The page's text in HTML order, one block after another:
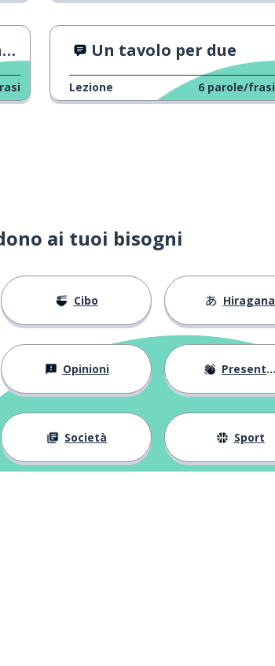
Un tavolo per due
Lezione 6 parole/frasi
ai tuoi bisogni
Cibo Hiragana
Opinioni Presentarsi
Società Sport